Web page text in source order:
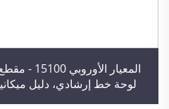
المعيار
لوحة خط إرشادي، دليل